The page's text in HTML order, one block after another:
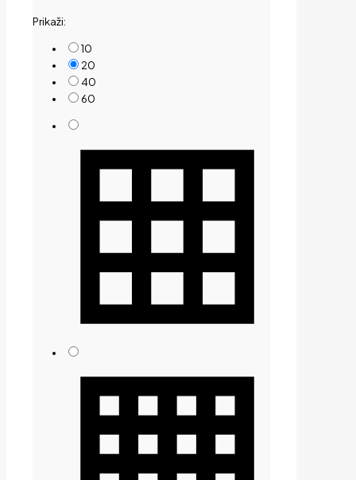
Prikaži:
10
20
40
60